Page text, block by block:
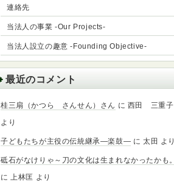
連絡先
当法人の事業 -Our Projects-
当法人設立の趣意 -Founding Objective-
最近のコメント
桂三扇（かつら さんせん）さん に 西田 三重子
より
子どもたちが主役の伝統継承―楽鼓― に太田 より
砥石がなけりゃ～刀の文化は生まれなかったかも。
に上林匡 より